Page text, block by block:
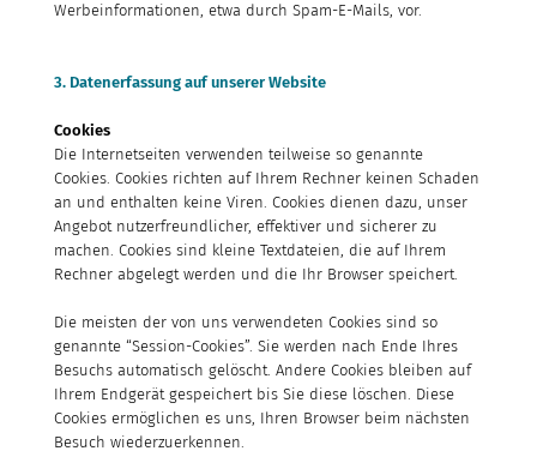
Werbeinformationen, etwa durch Spam-E-Mails, vor.
3. Datenerfassung auf unserer Website
Cookies
Die Internetseiten verwenden teilweise so genannte
Cookies. Cookies richten auf Ihrem Rechner keinen Schaden
an und enthalten keine Viren. Cookies dienen dazu, unser
Angebot nutzerfreundlicher, effektiver und sicherer zu
machen. Cookies sind kleine Textdateien, die auf Ihrem
Rechner abgelegt werden und die Ihr Browser speichert.
Die meisten der von uns verwendeten Cookies sind so
genannte “Session-Cookies”. Sie werden nach Ende Ihres
Besuchs automatisch gelöscht. Andere Cookies bleiben auf
Ihrem Endgerät gespeichert bis Sie diese löschen. Diese
Cookies ermöglichen es uns, Ihren Browser beim nächsten
Besuch wiederzuerkennen.